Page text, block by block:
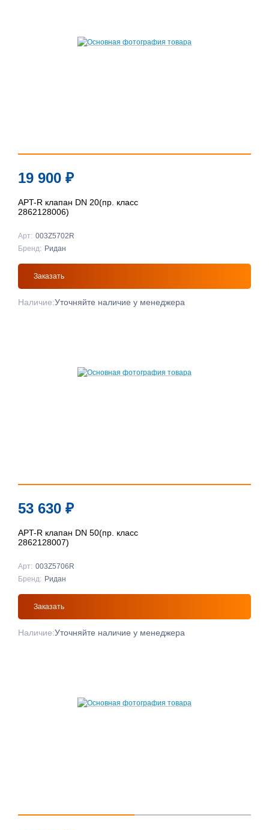
19 900 ₽
APT-R клапан DN 20(пр. класс
2862128006)
Арт: 003Z5702R
Бренд: Ридан
Заказать
Наличие:Уточняйте наличие у менеджера
53 630 ₽
APT-R клапан DN 50(пр. класс
2862128007)
Арт: 003Z5706R
Бренд: Ридан
Заказать
Наличие:Уточняйте наличие у менеджера